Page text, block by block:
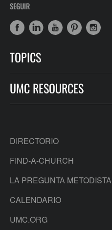
SEGUIR
TOPICS
UMC RESOURCES
DIRECTORIO
FIND-A-CHURCH
LA PREGUNTA METODISTA
CALENDARIO
UMC.ORG